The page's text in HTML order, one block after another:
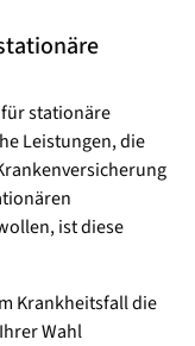
stationäre
Leistungen, die
ist diese
Krankheitsfall die
Wahl